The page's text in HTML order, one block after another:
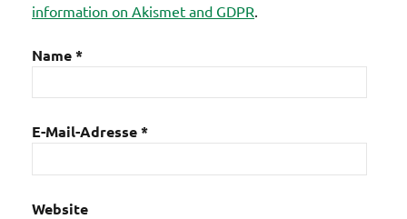
information on Akismet and GDPR
Name*
E-Mail-Adresse*
Website